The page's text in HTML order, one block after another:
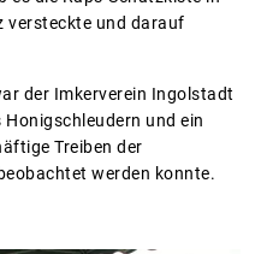
versteckte und darauf
der Imkerverein Ingolstadt
und ein
Treiben der
werden konnte.